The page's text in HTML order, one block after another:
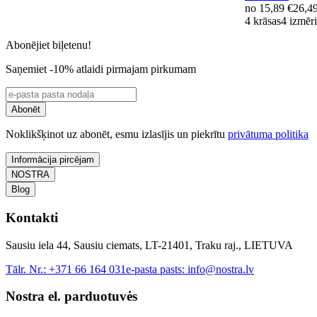
no 15,89 €
4 krāsas4 izmēri
Abonējiet biļetenu!
Saņemiet -10% atlaidi pirmajam pirkumam
Abonēt
Noklikšķinot uz abonēt, esmu izlasījis un piekrītu privātuma politika
Informācija pircējam
NOSTRA
Blog
Kontakti
Sausiu iela 44, Sausiu ciemats, LT-21401, Traku raj., LIETUVA
Tālr. Nr.: +371 66 164 031e-pasta pasts: info@nostra.lv
Nostra el. parduotuvės